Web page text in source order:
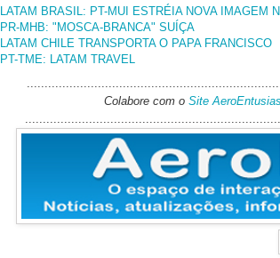
LATAM BRASIL: PT-MUI ESTRÉIA NOVA IMAGEM
PR-MHB: "MOSCA-BRANCA" SUÍÇA
LATAM CHILE TRANSPORTA O PAPA FRANCISCO
PT-TME: LATAM TRAVEL
Colabore com o Site